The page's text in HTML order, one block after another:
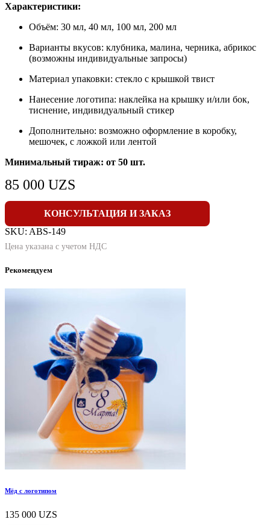
Характеристики:
Объём: 30 мл, 40 мл, 100 мл, 200 мл
Варианты вкусов: клубника, малина, черника, абрикос
(возможны индивидуальные запросы)
Материал упаковки: стекло с крышкой твист
Нанесение логотипа: наклейка на крышку и/или бок,
тиснение, индивидуальный стикер
Дополнительно: возможно оформление в коробку,
мешочек, с ложкой или лентой
Минимальный тираж: от 50 шт.
85 000 UZS
КОНСУЛЬТАЦИЯ И ЗАКАЗ
SKU: ABS-149
Цена указана с учетом НДС
Рекомендуем
Мёд с логотипом
135 000 UZS